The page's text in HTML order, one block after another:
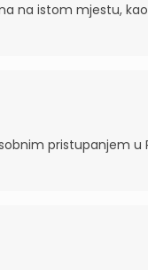
na istom mjestu,
pristupanjem u